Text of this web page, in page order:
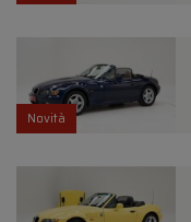
Novità